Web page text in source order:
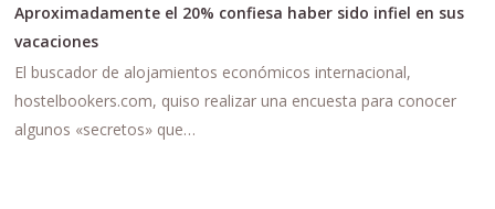
Aproximadamente el 20% confiesa haber sido infiel en sus
vacaciones
El buscador de alojamientos económicos internacional,
hostelbookers.com, quiso realizar una encuesta para conocer
algunos «secretos» que…